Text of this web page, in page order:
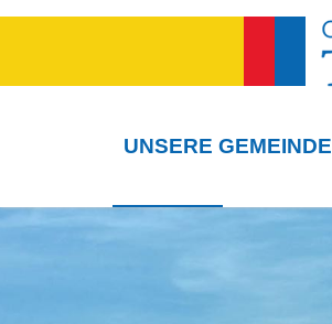
UNSERE GEMEINDE